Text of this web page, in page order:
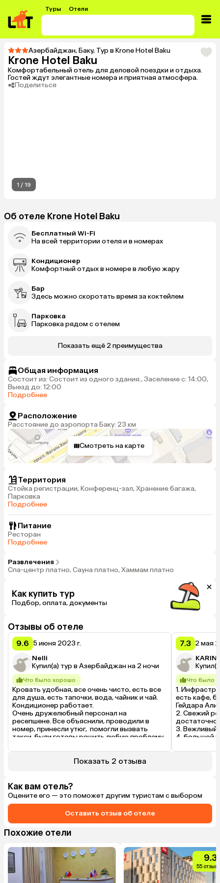
Туры Отели
Азербайджан,Баку, Тур в Krone Hotel Baku
Krone Hotel Baku
Комфортабельный отель для деловой поездки и отдыха.
Гостей ждут элегантные номера и приятная атмосфера.
Поделиться
1 / 19
Об отеле Krone Hotel Baku
Бесплатный Wi-Fi
На всей территории отеля и в номерах
Кондиционер
Комфортный отдых в номере в любую жару
Бар
Здесь можно скоротать время за коктейлем
Парковка
Парковка рядом с отелем
Показать ещё 2 преимущества
Общая информация
Состоит из: Состоит из одного здания., Заселение с: 14:00,
Выезд до: 12:00
Подробнее
Расположение
Расстояние до аэропорта Баку: 23 км
Смотреть на карте
Территория
Стойка регистрации, Конференц-зал, Хранение багажа,
Парковка
Подробнее
Питание
Ресторан
Подробнее
Развлечения
Спа-центр платно, Сауна платно, Хаммам платно
Как купить тур
Подбор, оплата, документы
Отзывы об отеле
9.6 5 июня 2023 г.
Nelli
Купил(а) тур в Азербайджан на 2 ночи
Что было хорошо
Кровать удобная, все очень чисто, есть все
для душа, есть тапочки, вода, чайник и чай.
Кондиционер работает.
Очень дружелюбный персонал на
ресепшене. Все объяснили, проводили в
номер, принесли утюг,  помогли вызвать
такси, были готовы решить любую проблему.
7.3 2 мая
Что было
1.
есть кафе,
Гейдара
2. Свежий
3. Вежливый
4. большой
выпечка и
пьяных.
2. Мы
клининга,
3. Был
и шторе
4. Открыт
Показать 2 отзыва
Как вам отель?
Оцените его — это поможет другим туристам с выбором
Оставить отзыв об отеле
Похожие отели
9.3
55